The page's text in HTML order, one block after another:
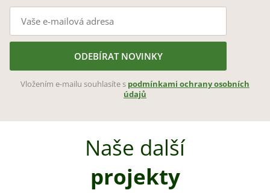
ý
i
u
ODEBÍRAT NOVINKY
Vložením e-mailu souhlasíte s podmínkami ochrany osobních
údajů
Naše další
projekty